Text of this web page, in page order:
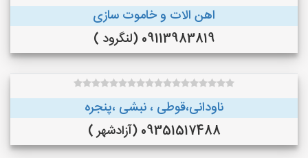
اهن الات و خاموت سازی
09113983819 (لنگرود )
ناودانی،قوطی ، نبشی ،پنجره
09351517488 (آزادشهر )